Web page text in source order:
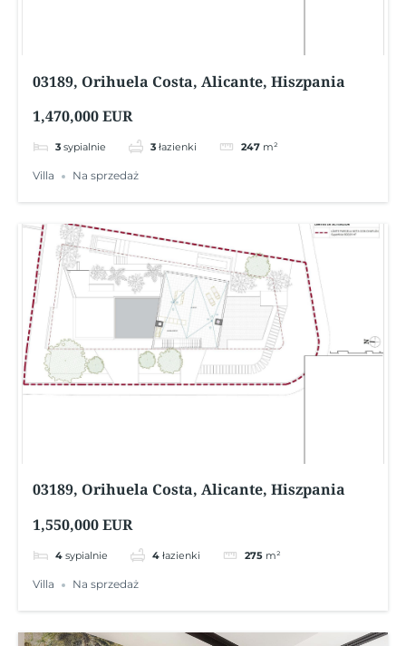
03189, Orihuela Costa, Alicante, Hiszpania
1,470,000 EUR
3 sypialnie 3 łazienki 247 m²
Villa Na sprzedaż
03189, Orihuela Costa, Alicante, Hiszpania
1,550,000 EUR
4 sypialnie 4 łazienki 275 m²
Villa Na sprzedaż